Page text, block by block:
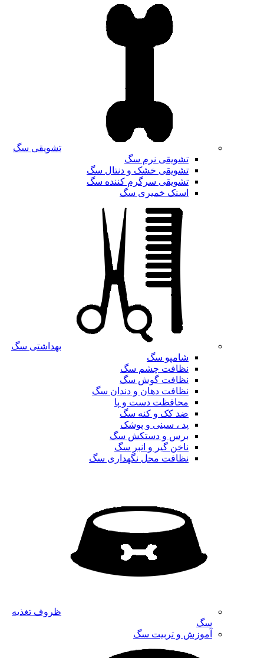
تشویقی سگ
تشویقی نرم سگ
تشویقی خشک و دنتال سگ
تشویقی سرگرم کننده سگ
اسنک خمیری سگ
بهداشتی سگ
شامپو سگ
نظافت چشم سگ
نظافت گوش سگ
نظافت دهان و دندان سگ
محافظت دست و پا
ضد کک و کنه سگ
پد ، سینی و پوشک
برس و دستکش سگ
ناخن گیر و انبر سگ
نظافت محل نگهداری سگ
ظروف تغذیه
سگ
آموزش و تربیت سگ